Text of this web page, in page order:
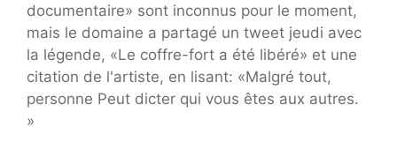
documentaire» sont inconnus pour le moment,
mais le domaine a partagé un tweet jeudi avec
la légende, «Le coffre-fort a été libéré» et une
citation de l'artiste, en lisant: «Malgré tout,
personne Peut dicter qui vous êtes aux autres.
»